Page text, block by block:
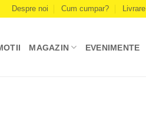
Despre noi Cum cumpar? Livrare
MAGAZIN EVENIMENTE